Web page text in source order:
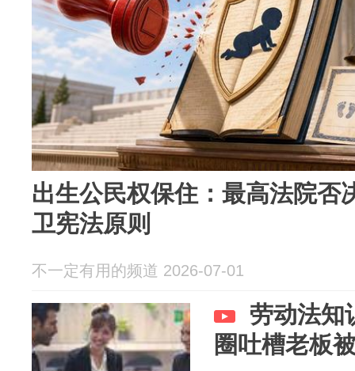
出生公民权保住：最高法院否
卫宪法原则
不一定有用的频道 2026-07-01
劳动法知
圈吐槽老板